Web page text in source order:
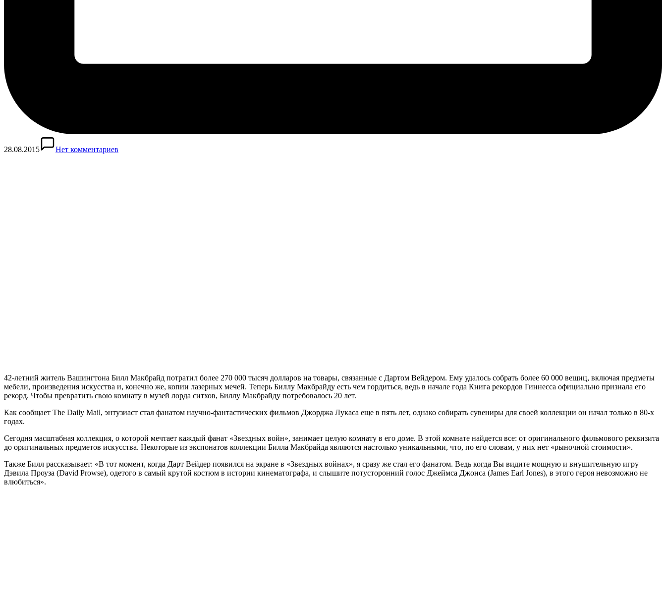
28.08.2015 Нет комментариев
42-летний житель Вашингтона Билл Макбрайд потратил более 270 000 тысяч долларов на товары, связанные с Дартом Вейдером. Ему удалось собрать более 60 000 вещиц, включая предметы
мебели, произведения искусства и, конечно же, копии лазерных мечей. Теперь Биллу Макбрайду есть чем гордиться, ведь в начале года Книга рекордов Гиннесса официально признала его
рекорд. Чтобы превратить свою комнату в музей лорда ситхов, Биллу Макбрайду потребовалось 20 лет.
Как сообщает The Daily Mail, энтузиаст стал фанатом научно-фантастических фильмов Джорджа Лукаса еще в пять лет, однако собирать сувениры для своей коллекции он начал только в 80-х
годах.
Сегодня масштабная коллекция, о которой мечтает каждый фанат «Звездных войн», занимает целую комнату в его доме. В этой комнате найдется все: от оригинального фильмового реквизита
до оригинальных предметов искусства. Некоторые из экспонатов коллекции Билла Макбрайда являются настолько уникальными, что, по его словам, у них нет «рыночной стоимости».
Также Билл рассказывает: «В тот момент, когда Дарт Вейдер появился на экране в «Звездных войнах», я сразу же стал его фанатом. Ведь когда Вы видите мощную и внушительную игру
Дэвила Проуза (David Prowse), одетого в самый крутой костюм в истории кинематографа, и слышите потусторонний голос Джеймса Джонса (James Earl Jones), в этого героя невозможно не
влюбиться».